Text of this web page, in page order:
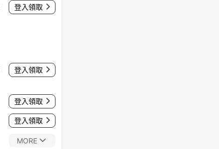
登入領取
登入領取
登入領取
登入領取
MORE